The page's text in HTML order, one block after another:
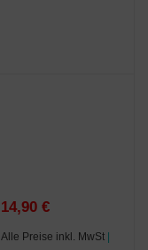
14,90 €
Alle Preise inkl. MwSt |